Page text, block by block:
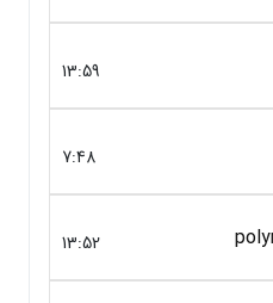
13:59
7:48
13:52